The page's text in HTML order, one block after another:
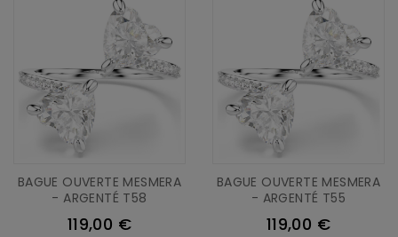
BAGUE OUVERTE MESMERA
- ARGENTÉ T58
119,00 €
BAGUE OUVERTE MESMERA
- ARGENTÉ T55
119,00 €